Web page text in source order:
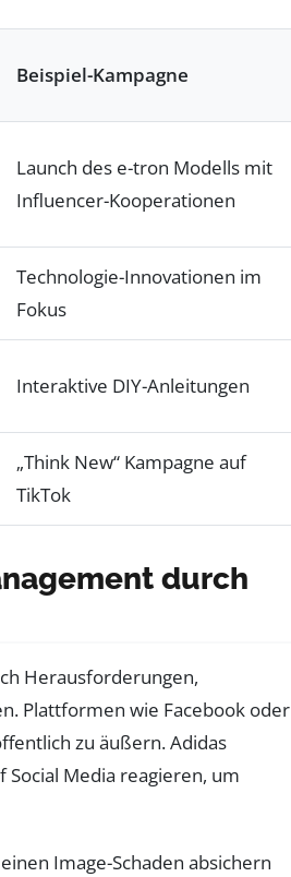
Beispiel-Kampagne
Launch des e-tron Modells mit
Influencer-Kooperationen
Technologie-Innovationen im
Fokus
Interaktive DIY-Anleitungen
„Think New“ Kampagne auf
TikTok
durch
Herausforderungen,
Plattformen wie Facebook oder
zu äußern. Adidas
Media reagieren, um
Image-Schaden absichern